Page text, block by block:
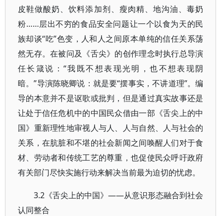
皮鞋做酸奶、饮料添加剂、瘦肉精、地沟油、毒奶
粉……层出不穷的食品安全问题让一个以食为天的民
族却谈“吃”色变，人和人之间原本单纯的信任关系荡
然无存。在被问及《舌尖》的创作理念时执行总导演
任长箴说：“我既不想表现光明，也不想表现阴
暗。”导演陈晓卿说：就是要“摆事实，不讲道理”。编
导的本意并不是讴歌或批判，但是通过真实故事还是
让处于信任危机中的中国民众借由一部《舌尖上的中
国》重新理性地审视人与人、人与自然、人与社会的
关系，在肮脏和不堪的社会新闻之间唤醒人们对于食
材、劳动者和传统工艺的尊重，也促使民众呼吁政府
有关部门尽快实施行动来解决当前最为迫切的忧虑。
3.2《舌尖上的中国》——从意识形态融合到社会
认同整合